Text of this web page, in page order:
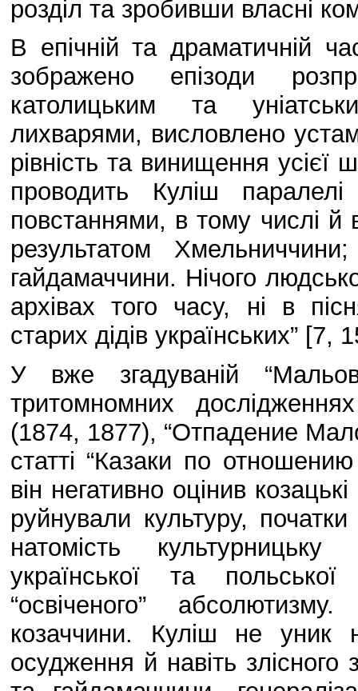
розділ та зробивши власні
В епічній та драматичній
зображено епізоди
католицьким та
лихварями, висловлено
рівність та винищення
проводить Куліш
повстаннями, в тому числі й
результатом
гайдамаччини. Нічого
архівах того часу, ні в
старих дідів українських” [7,
У вже згадуваній
тритомномних
(1874, 1877), “Отпадение
статті “Казаки по
він негативно оцінив
руйнували культуру,
натомість
української та
“освіченого”
козаччини. Куліш не уник
осудження й навіть злісного